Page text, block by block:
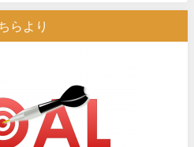
らより